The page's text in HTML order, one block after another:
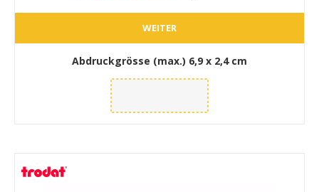
WEITER
Abdruckgrösse (max.) 6,9 x 2,4 cm